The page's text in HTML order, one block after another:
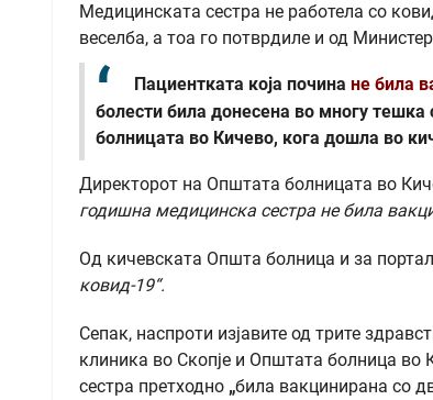
Медицинската сестра не работела со
веселба, а тоа го потврдиле и од
Пациентката која почина не била
болести била донесена во многу тешка
болницата во Кичево, кога дошла во
Директорот на Општата болницата во
годишна медицинска сестра не била
Од кичевската Општа болница и за
ковид-19“.
Сепак, наспроти изјавите од трите
клиника во Скопје и Општата болница во
сестра претходно „била вакцинирана со